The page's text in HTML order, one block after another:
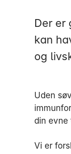
Der er
kan
og
Uden
din evne
Vi er